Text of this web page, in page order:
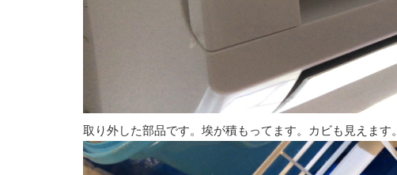
取り外した部品です。埃が積もってます。カビも見えます。